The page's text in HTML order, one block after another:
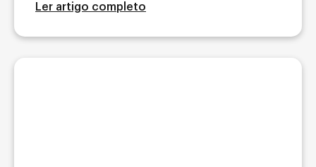
Ler artigo completo